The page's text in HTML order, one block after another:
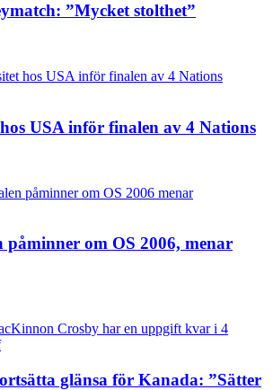
”Mycket stolthet”
USA inför finalen av 4 Nations
påminner om OS 2006, menar
glänsa för Kanada: ”Sätter